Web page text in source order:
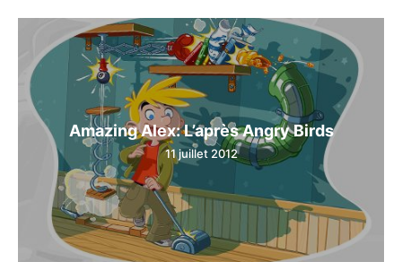
Amazing Alex: L’après Angry Birds
11 juillet 2012